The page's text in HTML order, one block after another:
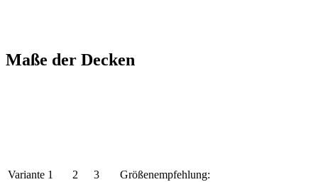
Maße der Decken
Variante 1 2 3
Größenempfehlung: